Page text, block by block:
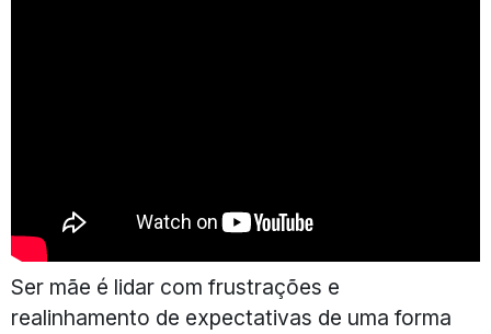
Ser mãe é lidar com frustrações e
realinhamento de expectativas de uma forma